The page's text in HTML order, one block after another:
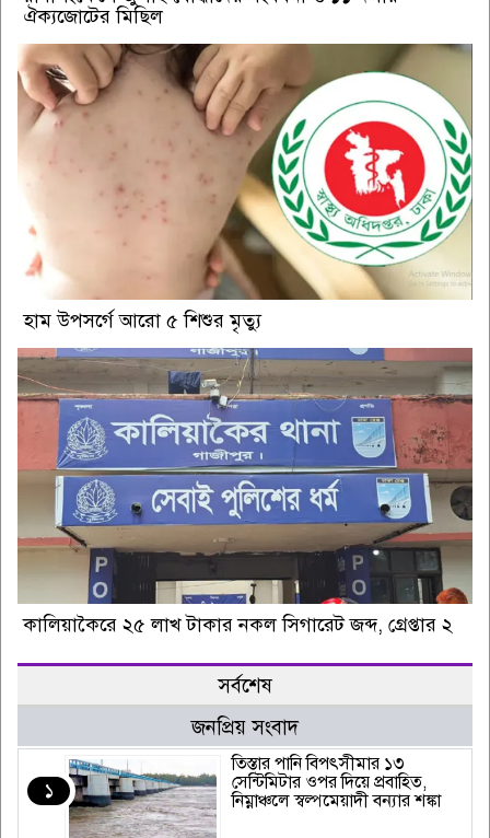
ঐক্যজোটের মিছিল
হাম উপসর্গে আরো ৫ শিশুর মৃত্যু
কালিয়াকৈরে ২৫ লাখ টাকার নকল সিগারেট জব্দ, গ্রেপ্তার ২
সর্বশেষ
জনপ্রিয় সংবাদ
১
‎তিস্তার পানি বিপৎসীমার ১৩
সেন্টিমিটার ওপর দিয়ে প্রবাহিত,
নিম্নাঞ্চলে স্বল্পমেয়াদী বন্যার শঙ্কা